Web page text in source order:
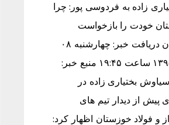
زاده به فردوسی پور: چرا
خودت را بازخواست
نکردی؟ زمان دریافت خبر: چهارشنبه ۰۸
اردیبهشت ۱۳۹۵ ساعت ۱۹:۴۵ منبع خبر:
بختیاری زاده در
از دیدار تیم های
و فولاد خوزستان اظهار کرد: